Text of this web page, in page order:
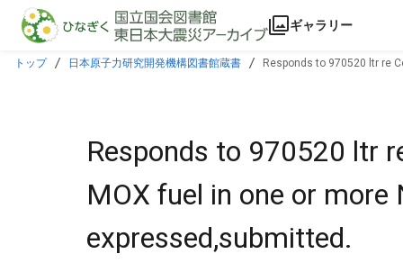
本文に飛ぶ
ギャラリー
トップ 日本原子力研究開発機構図書館蔵書 Responds to 970520 ltr re
Responds to 970520 ltr
MOX fuel in one or more
expressed,submitted.